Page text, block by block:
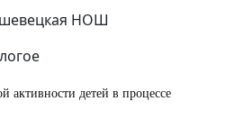
НОШ
активности детей в процессе